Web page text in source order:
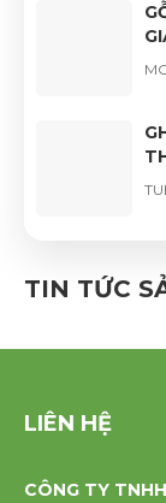
TIN TỨC
LIÊN HỆ
CÔNG TY